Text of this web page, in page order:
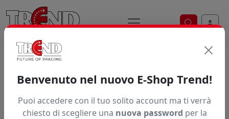
Ricerca
Articolo non trovato.
Benvenuto nel nuovo E-Shop Trend!
Puoi accedere con il tuo solito account ma ti verrà
chiesto di scegliere una nuova password per la